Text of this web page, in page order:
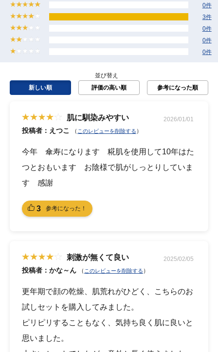
0件
3件
0件
0件
0件
並び替え
新しい順
評価の高い順 参考になった順
肌に馴染みやすい 2026/01/01
投稿者：えつこ （ このレビューを削除する ）
今年 傘寿になります 糀肌を使用して10年はた
つとおもいます お陰様で肌がしっとりしていま
す 感謝
3 参考になった！
刺激が無くて良い 2025/02/05
投稿者：かな～ん （ このレビューを削除する ）
更年期で顔の乾燥、肌荒れがひどく、こちらのお
試しセットを購入してみました。
ピリピリすることもなく、気持ち良く肌に良いと
思いました。